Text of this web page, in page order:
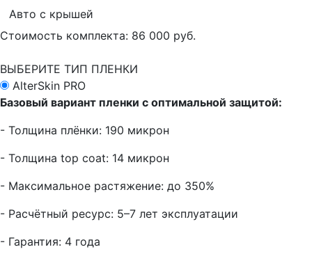
Авто с крышей
Стоимость комплекта: 86 000 руб.
ВЫБЕРИТЕ ТИП ПЛЕНКИ
AlterSkin PRO
Базовый вариант пленки с оптимальной защитой:
- Толщина плёнки: 190 микрон
- Толщина top coat: 14 микрон
- Максимальное растяжение: до 350%
- Расчётный ресурс: 5–7 лет эксплуатации
- Гарантия: 4 года